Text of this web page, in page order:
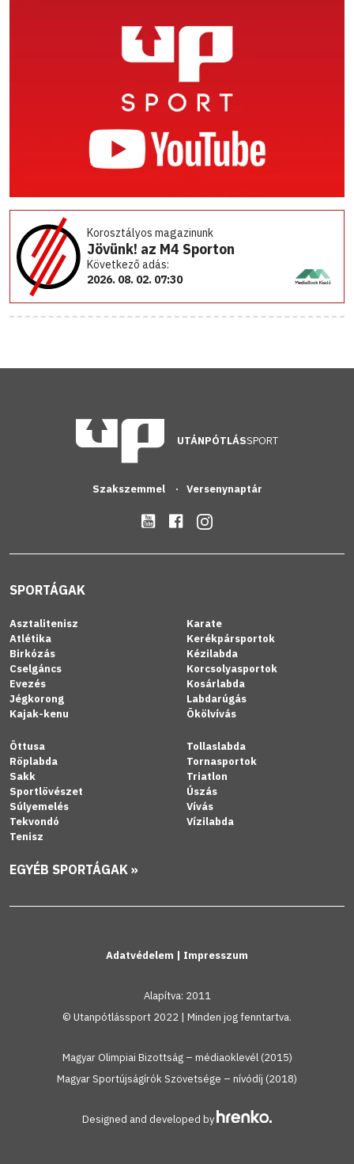
Korosztályos magazinunk
Jövünk! az M4 Sporton
Következő adás:
2026. 08. 02. 07:30
UTÁNPÓTLÁSSPORT
Szakszemmel Versenynaptár
SPORTÁGAK
Asztalitenisz
Atlétika
Birkózás
Cselgáncs
Evezés
Jégkorong
Kajak-kenu
Karate
Kerékpársportok
Kézilabda
Korcsolyasportok
Kosárlabda
Labdarúgás
Ökölvívás
Öttusa
Röplabda
Sakk
Sportlövészet
Súlyemelés
Tekvondó
Tenisz
Tollaslabda
Tornasportok
Triatlon
Úszás
Vívás
Vízilabda
EGYÉB SPORTÁGAK »
Adatvédelem | Impresszum
Alapítva: 2011
© Utanpótlássport 2022 | Minden jog fenntartva.
Magyar Olimpiai Bizottság – médiaoklevél (2015)
Magyar Sportújságírók Szövetsége – nívódíj (2018)
Designed and developed by